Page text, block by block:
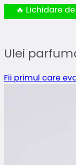
🔥 Lichidare
Ulei
Fii primul care